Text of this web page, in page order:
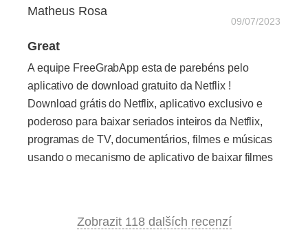
Matheus Rosa
09/07/2023
Great
A equipe FreeGrabApp esta de parebéns pelo
aplicativo de download gratuito da Netflix !
Download grátis do Netflix, aplicativo exclusivo e
poderoso para baixar seriados inteiros da Netflix,
programas de TV, documentários, filmes e músicas
usando o mecanismo de aplicativo de baixar filmes
Zobrazit 118 dalších recenzí